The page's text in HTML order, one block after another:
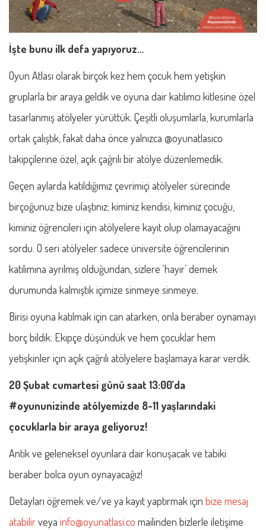
İşte bunu ilk defa yapıyoruz…
Oyun Atlası olarak birçok kez hem çocuk hem yetişkin
gruplarla bir araya geldik ve oyuna dair katılımcı kitlesine özel
tasarlanmış atölyeler yürüttük. Çeşitli oluşumlarla, kurumlarla
ortak çalıştık, fakat daha önce yalnızca @oyunatlasico
takipçilerine özel, açık çağrılı bir atölye düzenlemedik.
Geçen aylarda katıldığımız çevrimiçi atölyeler sürecinde
birçoğunuz bize ulaştınız; kiminiz kendisi, kiminiz çocuğu,
kiminiz öğrencileri için atölyelere kayıt olup olamayacağını
sordu. O seri atölyeler sadece üniversite öğrencilerinin
katılımına ayrılmış olduğundan, sizlere ‘hayır’ demek
durumunda kalmıştık içimize sinmeye sinmeye.
Birisi oyuna katılmak için can atarken, onla beraber oynamayı
borç bildik. Ekipçe düşündük ve hem çocuklar hem
yetişkinler için açık çağrılı atölyelere başlamaya karar verdik.
20 Şubat cumartesi günü saat 13:00’da
#oyununizinde atölyemizde 8-11 yaşlarındaki
çocuklarla bir araya geliyoruz!
Antik ve geleneksel oyunlara dair konuşacak ve tabiki
beraber bolca oyun oynayacağız!
Detayları öğremek ve/ve ya kayıt yaptırmak için bize mesaj
atabilirveya info@oyunatlasi.co mailinden bizlerle iletişime